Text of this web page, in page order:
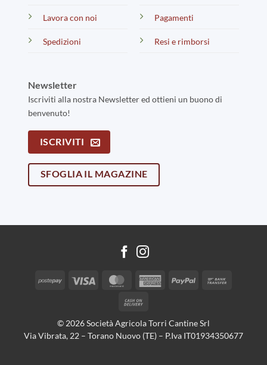
Lavora con noi
Spedizioni
Pagamenti
Resi e rimborsi
Newsletter
Iscriviti alla nostra Newsletter ed ottieni un buono di
benvenuto!
ISCRIVITI
SFOGLIA IL MAGAZINE
© 2026 Società Agricola Torri Cantine Srl
Via Vibrata, 22 – Torano Nuovo (TE) – P.Iva IT01934350677
PostepayVisa MasterCardAmericanPayPal
Delivery